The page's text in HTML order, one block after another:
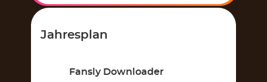
Jahresplan
Fansly Downloader